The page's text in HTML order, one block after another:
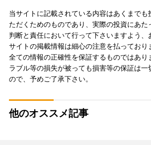
当サイトに記載されている内容はあくまでも
ただくためのものであり、実際の投資にあた
判断と責任において行って下さいますよう、
サイトの掲載情報は細心の注意を払っており
全ての情報の正確性を保証するものではあり
ラブル等の損失が被っても損害等の保証は一
ので、予めご了承下さい。
他のオススメ記事